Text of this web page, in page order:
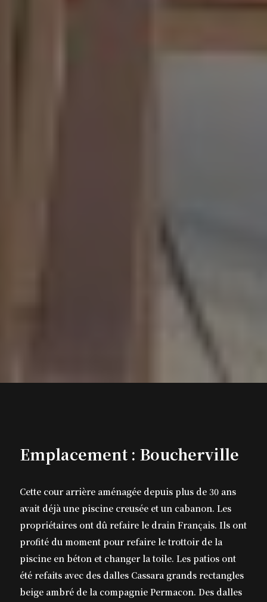
Emplacement : Boucherville
Cette cour arrière aménagée depuis plus de 30 ans
avait déjà une piscine creusée et un cabanon. Les
propriétaires ont dû refaire le drain Français. Ils ont
profité du moment pour refaire le trottoir de la
piscine en béton et changer la toile. Les patios ont
été refaits avec des dalles Cassara grands rectangles
beige ambré de la compagnie Permacon. Des dalles